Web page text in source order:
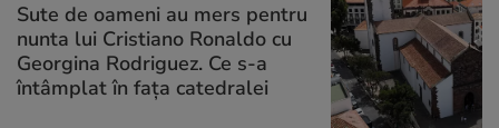
Sute de oameni au mers pentru
nunta lui Cristiano Ronaldo cu
Georgina Rodriguez. Ce s-a
întâmplat în fața catedralei